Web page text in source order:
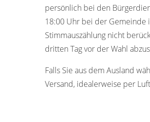
persönlich bei den
18:00 Uhr bei der Gemeinde
Stimmauszählung nicht
dritten Tag vor der Wahl
Falls Sie aus dem Ausland
Versand, idealerweise per